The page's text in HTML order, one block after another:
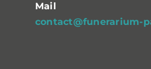
Mail
contact@funerarium-